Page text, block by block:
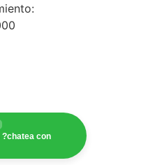
?chatea con